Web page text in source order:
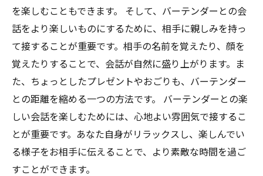
を楽しむこともできます。 そして、バーテンダーとの会
話をより楽しいものにするために、相手に親しみを持っ
て接することが重要です。相手の名前を覚えたり、顔を
覚えたりすることで、会話が自然に盛り上がります。ま
た、ちょっとしたプレゼントやおごりも、バーテンダー
との距離を縮める一つの方法です。 バーテンダーとの楽
しい会話を楽しむためには、心地よい雰囲気で接するこ
とが重要です。あなた自身がリラックスし、楽しんでい
る様子をお相手に伝えることで、より素敵な時間を過ご
すことができます。